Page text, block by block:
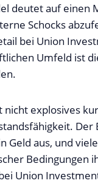
deutet auf einen
Schocks
bei Union
Umfeld ist
nicht explosives
Der
Geld aus, und
Bedingungen
Union